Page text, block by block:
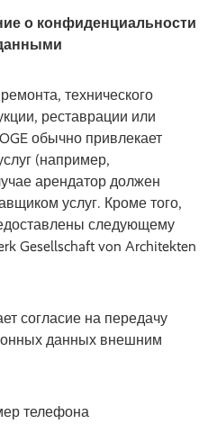
о конфиденциальности
технического
реставрации или
обычно привлекает
(например,
арендатор должен
услуг. Кроме того,
следующему
Gesellschaft von Architekten
согласие на передачу
данных внешним
телефона